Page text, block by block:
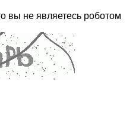
вы не являетесь роботом